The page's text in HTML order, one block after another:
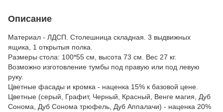
Описание
Материал - ЛДСП. Столешница складная. 3 выдвижных
ящика, 1 открытыя полка.
Размеры стола: 100*55 см, высота 73 см. Вес 27 кг.
Возможно изготовление тумбы под правую или под левую
руку.
Цветные фасады и кромка - наценка 15% к базовой цене.
Цветные (серый, Графит, Черный, Красный, Венге магия, Дуб
Сонома, Дуб Сонома трюфель, Дуб Аппалачи) - наценка 20%